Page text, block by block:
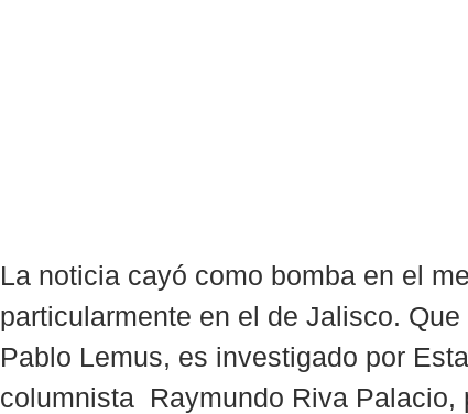
La noticia cayó como bomba en el
particularmente en el de Jalisco.
Pablo Lemus, es investigado por
columnista  Raymundo Riva Palacio,